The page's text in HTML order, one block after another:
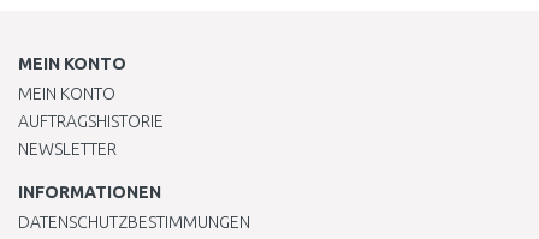
MEIN KONTO
MEIN KONTO
AUFTRAGSHISTORIE
NEWSLETTER
INFORMATIONEN
DATENSCHUTZBESTIMMUNGEN